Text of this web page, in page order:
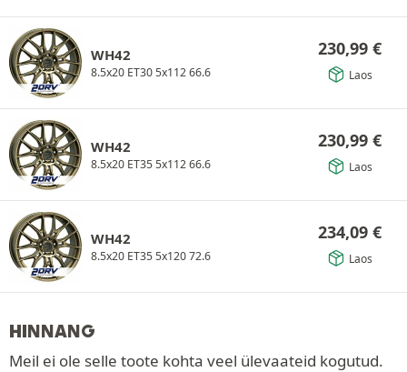
WH42
8.5x20 ET30 5x112 66.6
230,99 €
Laos
WH42
8.5x20 ET35 5x112 66.6
230,99 €
Laos
WH42
8.5x20 ET35 5x120 72.6
234,09 €
Laos
HINNANG
Meil ei ole selle toote kohta veel ülevaateid kogutud.